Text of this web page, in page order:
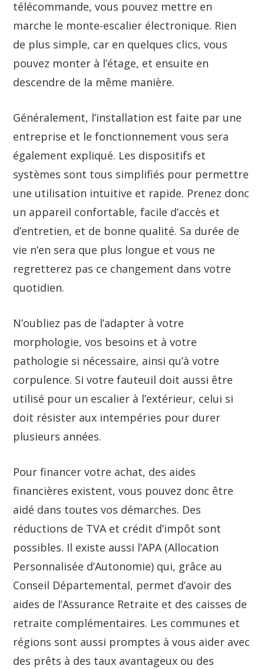
télécommande, vous pouvez mettre en
marche le monte-escalier électronique. Rien
de plus simple, car en quelques clics, vous
pouvez monter à l’étage, et ensuite en
descendre de la même manière.
Généralement, l’installation est faite par une
entreprise et le fonctionnement vous sera
également expliqué. Les dispositifs et
systèmes sont tous simplifiés pour permettre
une utilisation intuitive et rapide. Prenez donc
un appareil confortable, facile d’accès et
d’entretien, et de bonne qualité. Sa durée de
vie n’en sera que plus longue et vous ne
regretterez pas ce changement dans votre
quotidien.
N’oubliez pas de l’adapter à votre
morphologie, vos besoins et à votre
pathologie si nécessaire, ainsi qu’à votre
corpulence. Si votre fauteuil doit aussi être
utilisé pour un escalier à l’extérieur, celui si
doit résister aux intempéries pour durer
plusieurs années.
Pour financer votre achat, des aides
financières existent, vous pouvez donc être
aidé dans toutes vos démarches. Des
réductions de TVA et crédit d’impôt sont
possibles. Il existe aussi l’APA (Allocation
Personnalisée d’Autonomie) qui, grâce au
Conseil Départemental, permet d’avoir des
aides de l’Assurance Retraite et des caisses de
retraite complémentaires. Les communes et
régions sont aussi promptes à vous aider avec
des prêts à des taux avantageux ou des